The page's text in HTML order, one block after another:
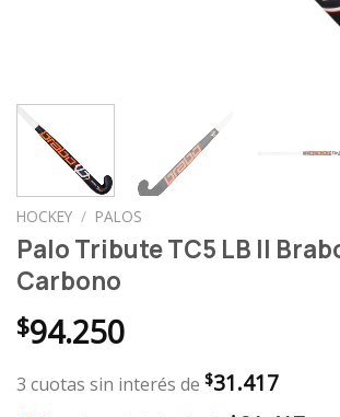
HOCKEY / PALOS
Palo Tribute TC5 LB II
Carbono
$94.250
3 cuotas sin interés de $31.417